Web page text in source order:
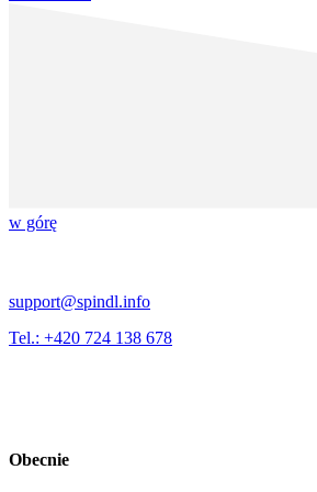
w górę
support@spindl.info
Tel.: +420 724 138 678
Obecnie